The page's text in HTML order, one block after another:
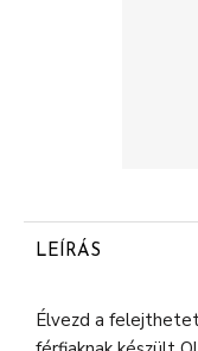
LEÍRÁS
Élvezd a